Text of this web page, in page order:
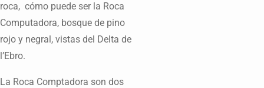
roca, cómo puede ser la Roca
Computadora, bosque de pino
rojo y negral, vistas del Delta de
l’Ebro.
La Roca Comptadora son dos